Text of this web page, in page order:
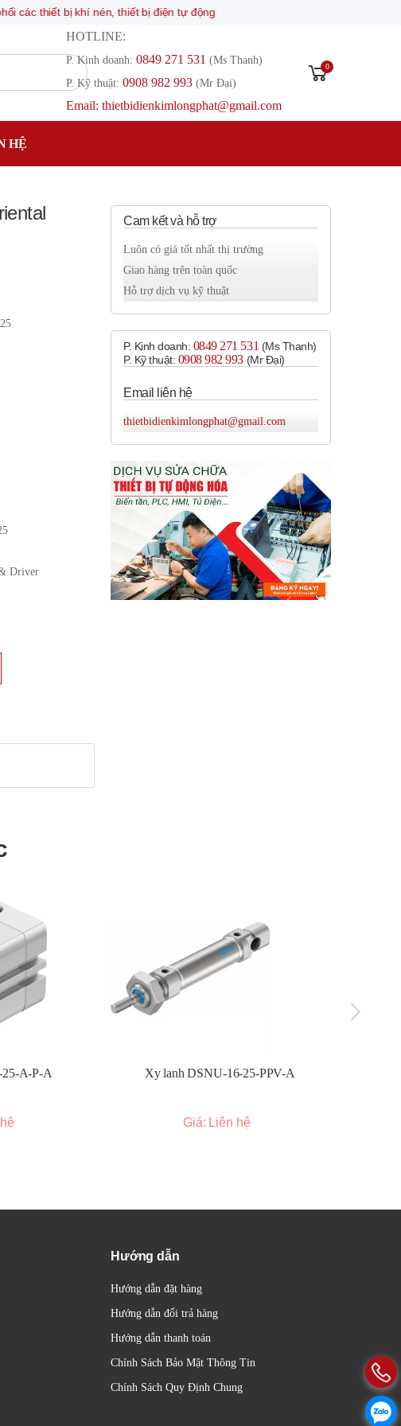
bị khí nén, thiết bị điện tự động
HOTLINE:
P. Kinh doanh: 0849 271 531 (Ms Thanh)
P. Kỹ thuật: 0908 982 993​ (Mr Đại)
Email: thietbidienkimlongphat@gmail.com
0
HỆ
Driver
Cam kết và hỗ trợ
Luôn có giá tốt nhất thị trường
Giao hàng trên toàn quốc
Hỗ trợ dịch vụ kỹ thuật
P. Kinh doanh: 0849 271 531 (Ms Thanh)
P. Kỹ thuật: 0908 982 993​ (Mr Đại)
Email liên hệ
thietbidienkimlongphat@gmail.com
A-P-A Xy lanh DSNU-16-25-PPV-A
Giá: Liên hệ
Hướng dẫn
Hướng dẫn đặt hàng
Hướng dẫn đổi trả hàng
Hướng dẫn thanh toán
Chính Sách Bảo Mật Thông Tin
Chính Sách Quy Định Chung